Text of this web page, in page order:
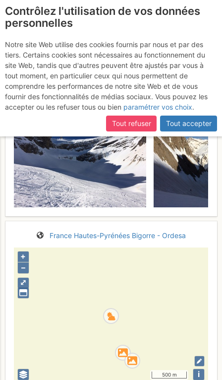
Sarradets face S à
ski/escalade (vidéo)
Dimanche
26 février 2017
France Hautes-Pyrénées Bigorre - Ordesa
⤢
+
–
500 m i
Contrôlez l'utilisation de vos données
personnelles
Notre site Web utilise des cookies fournis par nous et par des
tiers. Certains cookies sont nécessaires au fonctionnement du
site Web, tandis que d'autres peuvent être ajustés par vous à
tout moment, en particulier ceux qui nous permettent de
comprendre les performances de notre site Web et de vous
fournir des fonctionnalités de médias sociaux. Vous pouvez les
accepter ou les refuser tous ou bien paramétrer vos choix.
Tout refuser
Tout accepter